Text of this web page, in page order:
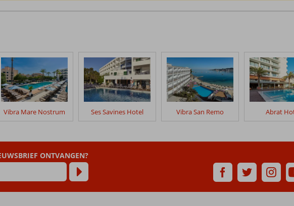
Vibra Mare Nostrum Ses Savines Hotel Vibra San Remo Abrat
ONTVANGEN?